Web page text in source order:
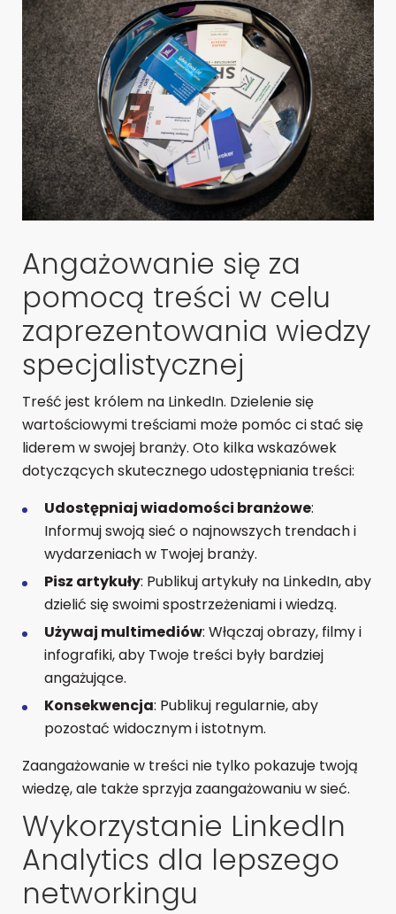
Angażowanie się za
pomocą treści w celu
zaprezentowania wiedzy
specjalistycznej
Treść jest królem na LinkedIn. Dzielenie się
wartościowymi treściami może pomóc ci stać się
liderem w swojej branży. Oto kilka wskazówek
dotyczących skutecznego udostępniania treści:
Udostępniaj wiadomości branżowe:
Informuj swoją sieć o najnowszych trendach i
wydarzeniach w Twojej branży.
Pisz artykuły: Publikuj artykuły na LinkedIn, aby
dzielić się swoimi spostrzeżeniami i wiedzą.
Używaj multimediów: Włączaj obrazy, filmy i
infografiki, aby Twoje treści były bardziej
angażujące.
Konsekwencja: Publikuj regularnie, aby
pozostać widocznym i istotnym.
Zaangażowanie w treści nie tylko pokazuje twoją
wiedzę, ale także sprzyja zaangażowaniu w sieć.
Wykorzystanie LinkedIn
Analytics dla lepszego
networkingu